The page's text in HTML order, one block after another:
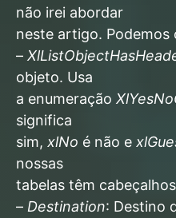
não irei abordar
neste artigo.
–
objeto. Usa
a enumeração
significa
sim, xlNo é não e
nossas
tabelas têm
– Destination: Destino